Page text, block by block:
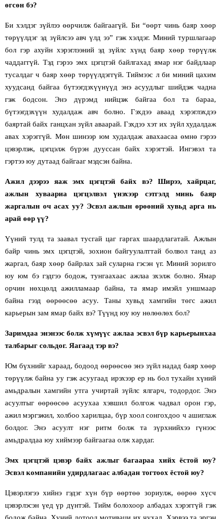
өгсөн бэ?
Би хэлдэг зүйлээ өөрчилж байгаагүй. Би “өөрт чинь баяр хөөр
төрүүлдэг эд зүйлсээ авч үлд ээ” гэж хэлдэг. Миний туршлагаар
бол гэр ахуйн хэрэглээний эд зүйлс хүнд баяр хөөр төрүүлж
чаддаггүй. Тэд гэрээ эмх цэгцтэй байлгахад ямар нэг байдлаар
тусалдаг ч баяр хөөр төрүүлдэггүй. Тиймээс л би миний цахим
хуудсанд байгаа бүтээгдэхүүнүүд энэ асуудлыг шийдэж чадна
гэж бодсон. Энэ дүрэмд нийцэж байгаа бол та бараа,
бүтээгдэхүүн худалдаж авч болно. Гэхдээ аваад хэрэглэхдээ
баяртай байх ганцхан зүйл аваарай. Гэхдээ хэт их зүйл худалдаж
авах хэрэггүй. Мөн шинээр юм худалдаж авахаасаа өмнө гэрээ
цэвэрлэж, цэгцэлж бүрэн дууссан байх хэрэгтэй. Ингэвэл та
гэртээ юу дутаад байгааг мэдсэн байна.
Ажил дээрээ яаж эмх цэгцтэй байх вэ? Ширээ, хайрцаг,
ажлын хуваариа цэгцэлвэл үнэхээр сэтгэлд минь баяр
жаргалын оч асах уу? Эсвэл ажлын өрөөний хувьд арга нь
арай өөр үү?
Үүний тулд та заавал тусгай цаг гаргах шаардлагатай. Ажлын
байр чинь эмх цэгцтэй, зохион байгуулалттай болвол танд аз
жаргал, баяр хөөр байрлах зай суларна гэсэн үг. Миний зорилго
юу юм бэ гэдгээ бодож, тунгаахаас ажлаа эхэлж болно. Ямар
орчин нөхцөлд ажилламаар байна, та ямар имэйл уншмаар
байна гээд өөрөөсөө асуу. Таны хувьд хамгийн төгс ажил
карьерын зам ямар байх вэ? Түүнд юу юу нөлөөлөх бол?
Заримдаа энэнээс болж хүмүүс ажлаа эсвэл бүр карьерынхаа
талбарыг сольдог. Яагаад тэр вэ?
Юм бүхнийг хараад, бодоод өөрөөсөө энэ зүйл надад баяр хөөр
төрүүлж байна уу гэж асуугаад ирэхээр ер нь бол тухайн хүний
амьдралын хамгийн утга учиртай зүйлс ялгарч, тодордог. Энэ
асуултыг өөрөөсөө асуухаа хэвшил болгож чадвал орон гэр,
ажил мэргэжил, холбоо харилцаа, бүр хоол сонгохдоо ч ашиглаж
болдог. Энэ асуулт нэг ритм болж та зүрхнийхээ гүнээс
амьдралдаа юу хиймээр байгаагаа олж хардаг.
Эмх цэгцтэй цэвэр байх ажлыг багаараа хийх ёстой юу?
Эсвэл компанийн удирдлагаас албадан тогтоох ёстой юу?
Цэвэрлэгээ хийнэ гэдэг хүн бүр өөртөө зориулж, өөрөө хүсч
цэвэрлэсэн үед үр дүнтэй. Тийм болохоор албадах хэрэггүй гэж